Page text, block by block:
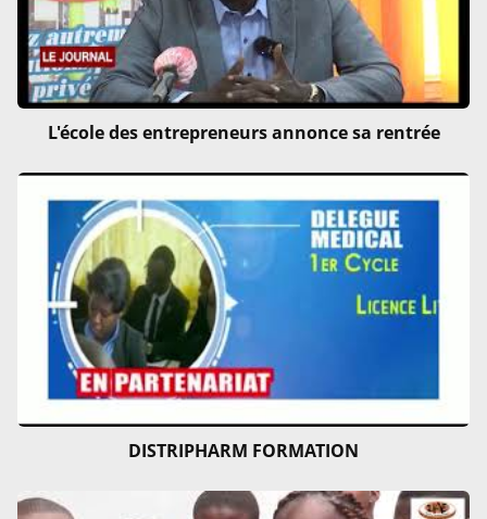
L'école des entrepreneurs annonce sa rentrée
DISTRIPHARM FORMATION